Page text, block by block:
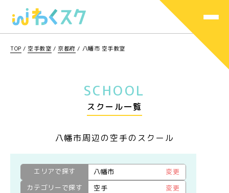
TOP / 空手教室 / 京都府 / 八幡市 空手教室
SCHOOL
スクール一覧
八幡市周辺の空手のスクール
エリアで探す 八幡市
変更
カテゴリーで探す
空手 変更